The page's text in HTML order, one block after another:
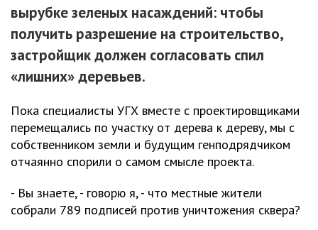
вырубке зеленых насаждений: чтобы
получить разрешение на строительство,
застройщик должен согласовать спил
«лишних» деревьев.
Пока специалисты УГХ вместе с проектировщиками
перемещались по участку от дерева к дереву, мы с
собственником земли и будущим генподрядчиком
отчаянно спорили о самом смысле проекта.
- Вы знаете, - говорю я, - что местные жители
собрали 789 подписей против уничтожения сквера?